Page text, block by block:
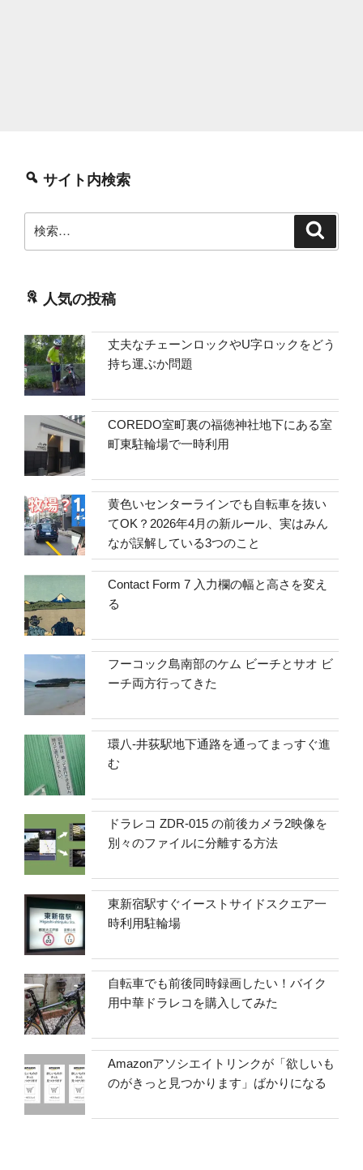
サイト内検索
索:
人気の投稿
丈夫なチェーンロックやU字ロックをどう
持ち運ぶか問題
COREDO室町裏の福徳神社地下にある室
町東駐輪場で一時利用
黄色いセンターラインでも自転車を抜い
てOK？2026年4月の新ルール、実はみん
なが誤解している3つのこと
Contact Form 7 入力欄の幅と高さを変え
る
フーコック島南部のケム ビーチとサオ ビ
ーチ両方行ってきた
環八-井荻駅地下通路を通ってまっすぐ進
む
ドラレコ ZDR-015 の前後カメラ2映像を
別々のファイルに分離する方法
東新宿駅すぐイーストサイドスクエア一
時利用駐輪場
自転車でも前後同時録画したい！バイク
用中華ドラレコを購入してみた
Amazonアソシエイトリンクが「欲しいも
のがきっと見つかります」ばかりになる